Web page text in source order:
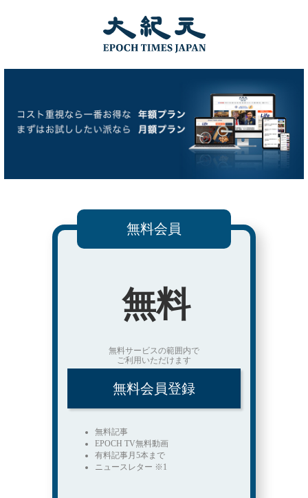
無料会員
無料
無料サービスの範囲内で
ご利用いただけます
無料会員登録
無料記事
EPOCH TV無料動画
有料記事月5本まで
ニュースレター ※1